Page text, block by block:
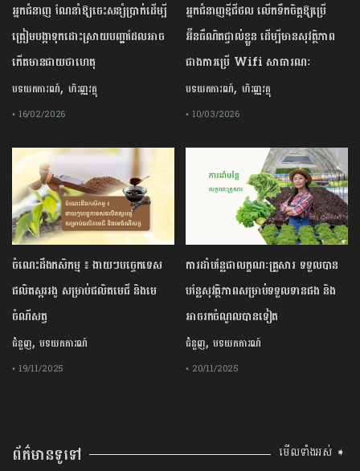
អ្នកជំនាញឌីជីថល លើកទឹកចិត្តឱ្យប្រើ
អ៊ីនធឺណិតផ្ទាល់ខ្លួន ដើម្បីមានសុវត្ថិភាព
ជាងការប្រើ Wifi​ សាធារណៈ
បទយកការណ៍, ហិរញ្ញវត្ថុ
• 10/03/2026
អ្នកជំនាញ ណែនាំឱ្យចេះសន្សំប្រាក់ដើម្បី
ត្រៀមបង្កាទុកដោះស្រាយបញ្ហាដែលអាច
កើតមានជាយថាហេតុ
បទយកការណ៍, ហិរញ្ញវត្ថុ
• 16/02/2026
ការដាំបន្លែជាលក្ខណៈគ្រួសារ ទទួលបាន
បន្លែសុវត្ថិភាពសម្រាប់ទទួលទានផង និង
អាចរកចំណូលបានទៀត
ជំនួញ,បទយកការណ៍
• 20/11/2025
ចំណេះដឹងកសិកម្ម ៖ ងាយៗបច្ចេកទេស
ផលិតស្កររងូ សម្រាប់ផលិតមេជី និងមេ
ចំណីសត្វ
ជំនួញ,បទយកការណ៍
• 19/11/2025
ព័ត៌មានទូទៅ មើលទាំងអស់ ➧